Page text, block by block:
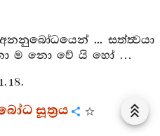
... සත්ත්‍වයා
ම නො වේ යි හෝ …
18.
සූත්‍රය